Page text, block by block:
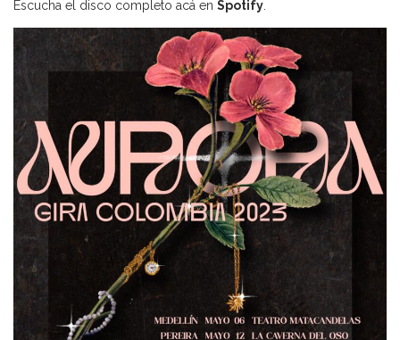
Escucha el disco completo acá en Spotify